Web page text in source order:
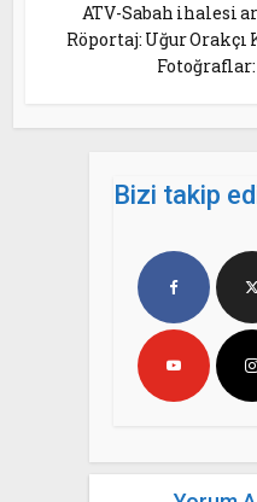
ATV-Sabah ihalesi
Röportaj: Uğur Orakçı
Bizi takip